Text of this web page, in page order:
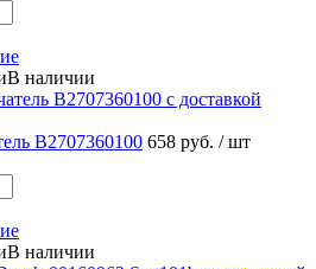
В наличии
B2707360100 658 руб. / шт
В наличии